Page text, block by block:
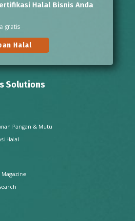
Halal Bisnis Anda
gratis
Halal
Solutions
Pangan & Mutu
Halal